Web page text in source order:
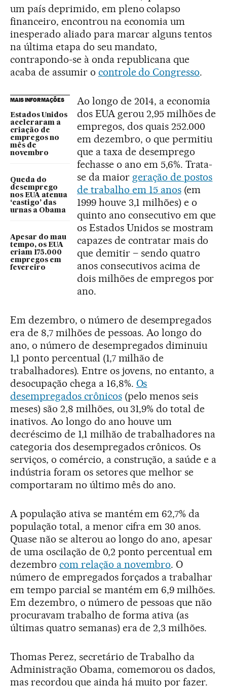
um país deprimido, em pleno colapso
financeiro, encontrou na economia um
inesperado aliado para marcar alguns tentos
na última etapa do seu mandato,
contrapondo-se à onda republicana que
acaba de assumir o controle do Congresso.
MAIS INFORMAÇÕES
Estados Unidos
aceleraram a
criação de
empregos no
mês de
novembro
Queda do
desemprego
nos EUA atenua
‘castigo’ das
urnas a Obama
Apesar do mau
tempo, os EUA
criam 175.000
empregos em
fevereiro
Ao longo de 2014, a economia
dos EUA gerou 2,95 milhões de
empregos, dos quais 252.000
em dezembro, o que permitiu
que a taxa de desemprego
fechasse o ano em 5,6%. Trata-
se da maior geração de postos
de trabalho em 15 anos(em
1999 houve 3,1 milhões) e o
quinto ano consecutivo em que
os Estados Unidos se mostram
capazes de contratar mais do
que demitir – sendo quatro
anos consecutivos acima de
dois milhões de empregos por
ano.
Em dezembro, o número de desempregados
era de 8,7 milhões de pessoas. Ao longo do
ano, o número de desempregados diminuiu
1,1 ponto percentual (1,7 milhão de
trabalhadores). Entre os jovens, no entanto, a
desocupação chega a 16,8%. Os
desempregados crônicos(pelo menos seis
meses) são 2,8 milhões, ou 31,9% do total de
inativos. Ao longo do ano houve um
decréscimo de 1,1 milhão de trabalhadores na
categoria dos desempregados crônicos. Os
serviços, o comércio, a construção, a saúde e a
indústria foram os setores que melhor se
comportaram no último mês do ano.
A população ativa se mantém em 62,7% da
população total, a menor cifra em 30 anos.
Quase não se alterou ao longo do ano, apesar
de uma oscilação de 0,2 ponto percentual em
dezembro com relação a novembro. O
número de empregados forçados a trabalhar
em tempo parcial se mantém em 6,9 milhões.
Em dezembro, o número de pessoas que não
procuravam trabalho de forma ativa (as
últimas quatro semanas) era de 2,3 milhões.
Thomas Perez, secretário de Trabalho da
Administração Obama, comemorou os dados,
mas recordou que ainda há muito por fazer.